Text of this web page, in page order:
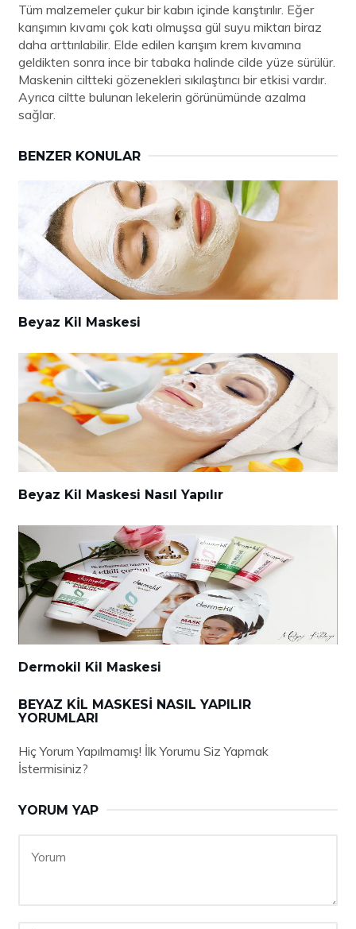
Tüm malzemeler çukur bir kabın içinde karıştırılır. Eğer
karışımın kıvamı çok katı olmuşsa gül suyu miktarı biraz
daha arttırılabilir. Elde edilen karışım krem kıvamına
geldikten sonra ince bir tabaka halinde cilde yüze sürülür.
Maskenin ciltteki gözenekleri sıkılaştırıcı bir etkisi vardır.
Ayrıca ciltte bulunan lekelerin görünümünde azalma
sağlar.
BENZER KONULAR
Beyaz Kil Maskesi
Beyaz Kil Maskesi Nasıl Yapılır
Dermokil Kil Maskesi
BEYAZ KIL MASKESI NASIL YAPILIR
YORUMLARI
Hiç Yorum Yapılmamış! İlk Yorumu Siz Yapmak
İstermisiniz?
YORUM YAP